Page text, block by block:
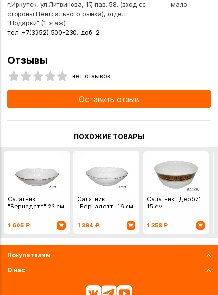
г.Иркутск, ул.Литвинова, 17, пав. 58. (вход со
стороны Центрального рынка), отдел
"Подарки" (1 этаж)
тел: +7(3952) 500-230, доб. 2
мало
Отзывы
нет отзывов
Оставить отзыв
ПОХОЖИЕ ТОВАРЫ
Салатник
"Бернадотт" 23 см
1 605 ₽
Салатник
"Бернадотт" 16 см
1 394 ₽
Салатник "Дерби"
15 см
1 358 ₽
Покупателям
О нас